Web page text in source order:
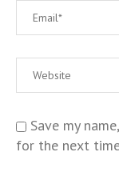
Save my
for the next